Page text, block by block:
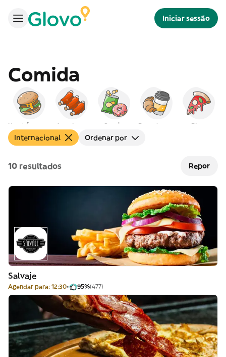
Iniciar sessão
Comida
Americana Snacks Peq. almoço Pizza
Internacional Ordenar por
10 resultados Repor
Salvaje
Agendar para: 12:30 95%(477)